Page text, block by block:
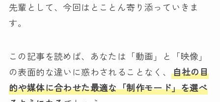
先輩として、今回はとことん寄り添っていきま
す。
この記事を読めば、あなたは「動画」と「映像」
の表面的な違いに惑わされることなく、自社の目
的や媒体に合わせた最適な「制作モード」を選べ